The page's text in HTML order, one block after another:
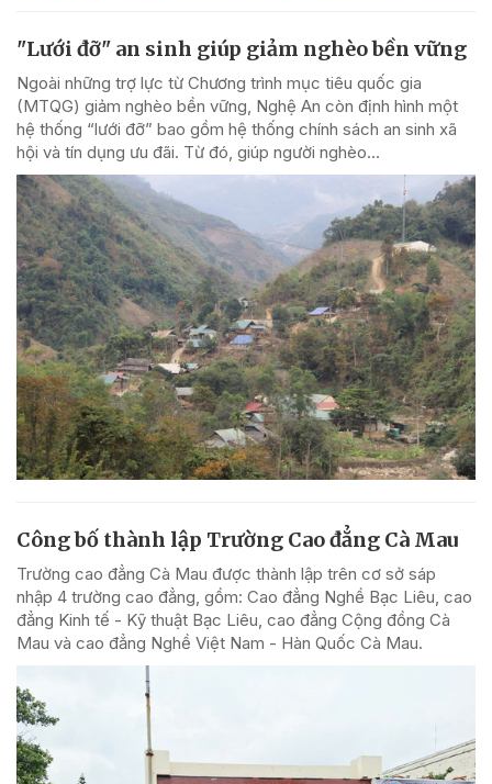
"Lưới đỡ" an sinh giúp giảm nghèo bền vững
Ngoài những trợ lực từ Chương trình mục tiêu quốc gia
(MTQG) giảm nghèo bền vững, Nghệ An còn định hình một
hệ thống “lưới đỡ” bao gồm hệ thống chính sách an sinh xã
hội và tín dụng ưu đãi. Từ đó, giúp người nghèo...
Công bố thành lập Trường Cao đẳng Cà Mau
Trường cao đẳng Cà Mau được thành lập trên cơ sở sáp
nhập 4 trường cao đẳng, gồm: Cao đẳng Nghề Bạc Liêu, cao
đẳng Kinh tế - Kỹ thuật Bạc Liêu, cao đẳng Cộng đồng Cà
Mau và cao đẳng Nghề Việt Nam - Hàn Quốc Cà Mau.